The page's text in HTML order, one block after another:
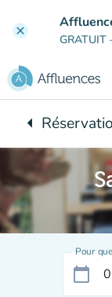
clear
GRATUIT
arrow_leftRetour à :
Pour
calendar_today